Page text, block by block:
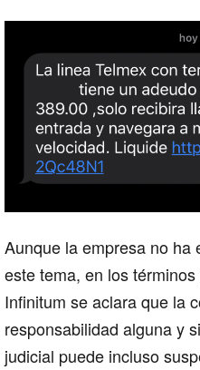
Aunque la empresa no ha
este tema, en los
Infinitum se aclara que la
responsabilidad alguna y
judicial puede incluso